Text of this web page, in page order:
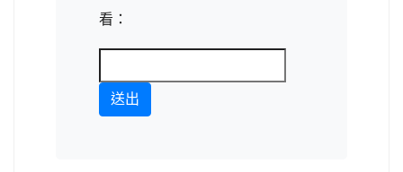
看：
送出